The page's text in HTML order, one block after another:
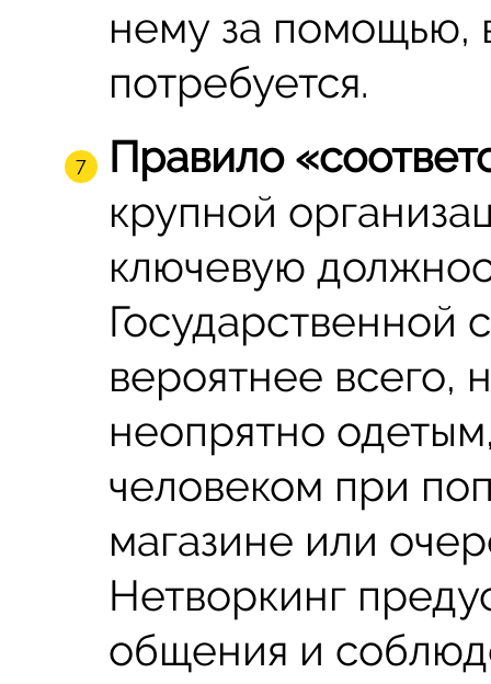
нему за помощью,
потребуется.
Правило
крупной
ключевую
Государственной
вероятнее всего,
неопрятно
человеком при
магазине или
Нетворкинг
общения и